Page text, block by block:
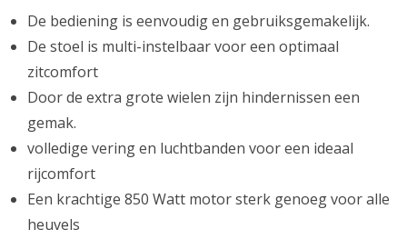
De bediening is eenvoudig en gebruiksgemakelijk.
De stoel is multi-instelbaar voor een optimaal
zitcomfort
Door de extra grote wielen zijn hindernissen een
gemak.
volledige vering en luchtbanden voor een ideaal
rijcomfort
Een krachtige 850 Watt motor sterk genoeg voor alle
heuvels